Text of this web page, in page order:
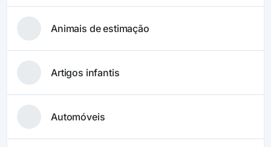
Animais de estimação
Artigos infantis
Automóveis